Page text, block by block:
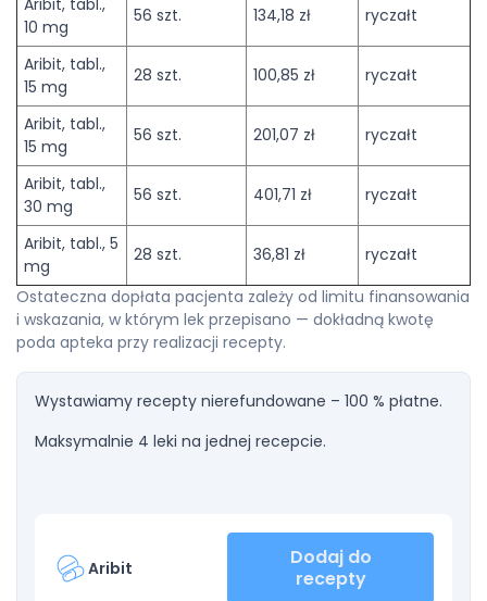
Aribit, tabl.,
10 mg
56 szt. 134,18 zł ryczałt
Aribit, tabl.,
15 mg
28 szt. 100,85 zł ryczałt
Aribit, tabl.,
15 mg
56 szt. 201,07 zł ryczałt
Aribit, tabl.,
30 mg
56 szt. 401,71 zł ryczałt
Aribit, tabl., 5
mg
28 szt. 36,81 zł
ryczałt
Ostateczna dopłata pacjenta zależy od limitu finansowania
i wskazania, w którym lek przepisano — dokładną kwotę
poda apteka przy realizacji recepty.
Wystawiamy recepty nierefundowane – 100 % płatne.
Maksymalnie 4 leki na jednej recepcie.
Aribit
Dodaj do
recepty